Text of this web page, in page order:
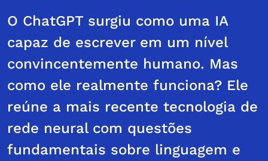
O ChatGPT surgiu como uma IA
capaz de escrever em um nível
convincentemente humano. Mas
como ele realmente funciona? Ele
reúne a mais recente tecnologia de
rede neural com questões
fundamentais sobre linguagem e